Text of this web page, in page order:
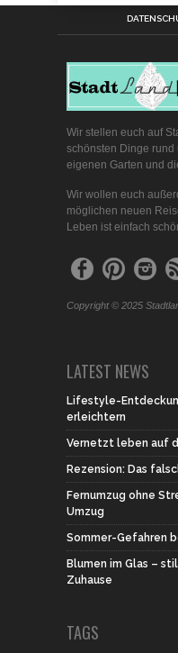
Wir stellen euch auf
schönsten Dinge rund
eigenen Garten und
Wir wollen euch
möglichen neuen
Leben ist einfach
Copyright © 2025
LATEST NEWS
Lifestyle-
erleichtern
Vernetzt leben auf
Rezension: Das
Fernumzug ohne
Umzug
Sommer-Gefahren
Blumen im Glas –
Zuhause
TAGS